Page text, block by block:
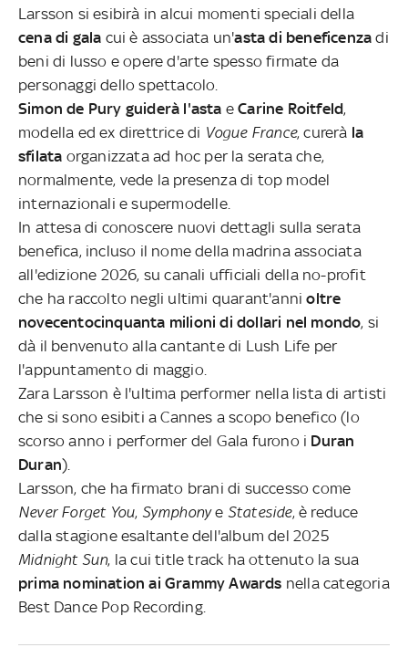
Larsson si esibirà in alcui momenti speciali della
cena di gala cui è associata un'asta di beneficenza di
beni di lusso e opere d'arte spesso firmate da
personaggi dello spettacolo.
Simon de Pury guiderà l'asta eCarine Roitfeld,
modella ed ex direttrice di Vogue France, curerà la
sfilata organizzata ad hoc per la serata che,
normalmente, vede la presenza di top model
internazionali e supermodelle.
In attesa di conoscere nuovi dettagli sulla serata
benefica, incluso il nome della madrina associata
all'edizione 2026, su canali ufficiali della no-profit
che ha raccolto negli ultimi quarant'annioltre
novecentocinquanta milioni di dollari nel mondo, si
dà il benvenuto alla cantante di Lush Life per
l'appuntamento di maggio.
Zara Larsson è l'ultima performer nella lista di artisti
che si sono esibiti a Cannes a scopo benefico (lo
scorso anno i performer del Gala furono i Duran
Duran).
Larsson, che ha firmato brani di successo come
Never Forget You, Symphonye Stateside, è reduce
dalla stagione esaltante dell'album del 2025
Midnight Sun, la cui title track ha ottenuto la sua
prima nomination ai Grammy Awards nella categoria
Best Dance Pop Recording.